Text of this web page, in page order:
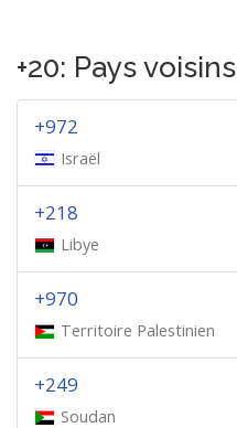
+20: Pays voisins
+972
Israël
+218
Libye
+970
Territoire Palestinien
+249
Soudan